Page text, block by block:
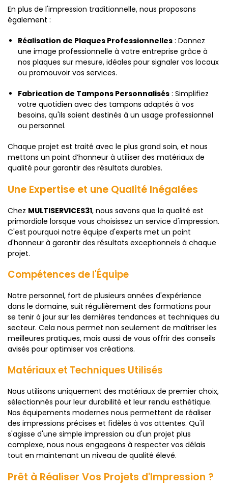
En plus de l'impression traditionnelle, nous proposons
également :
Réalisation de Plaques Professionnelles : Donnez
une image professionnelle à votre entreprise grâce à
nos plaques sur mesure, idéales pour signaler vos locaux
ou promouvoir vos services.
Fabrication de Tampons Personnalisés : Simplifiez
votre quotidien avec des tampons adaptés à vos
besoins, qu'ils soient destinés à un usage professionnel
ou personnel.
Chaque projet est traité avec le plus grand soin, et nous
mettons un point d’honneur à utiliser des matériaux de
qualité pour garantir des résultats durables.
Une Expertise et une Qualité Inégalées
Chez MULTISERVICES31, nous savons que la qualité est
primordiale lorsque vous choisissez un service d'impression.
C'est pourquoi notre équipe d'experts met un point
d'honneur à garantir des résultats exceptionnels à chaque
projet.
Compétences de l'Équipe
Notre personnel, fort de plusieurs années d'expérience
dans le domaine, suit régulièrement des formations pour
se tenir à jour sur les dernières tendances et techniques du
secteur. Cela nous permet non seulement de maîtriser les
meilleures pratiques, mais aussi de vous offrir des conseils
avisés pour optimiser vos créations.
Matériaux et Techniques Utilisés
Nous utilisons uniquement des matériaux de premier choix,
sélectionnés pour leur durabilité et leur rendu esthétique.
Nos équipements modernes nous permettent de réaliser
des impressions précises et fidèles à vos attentes. Qu'il
s'agisse d'une simple impression ou d'un projet plus
complexe, nous nous engageons à respecter vos délais
tout en maintenant un niveau de qualité élevé.
Prêt à Réaliser Vos Projets d'Impression ?